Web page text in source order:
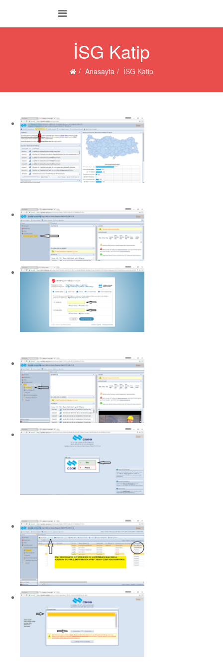
İSG Katip
Anasayfa İSG Katip